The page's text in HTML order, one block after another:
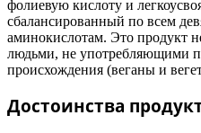
фолиевую кислоту и
сбалансированный по всем
аминокислотам. Это продукт
людьми, не употребляющими
происхождения (веганы и
Достоинства